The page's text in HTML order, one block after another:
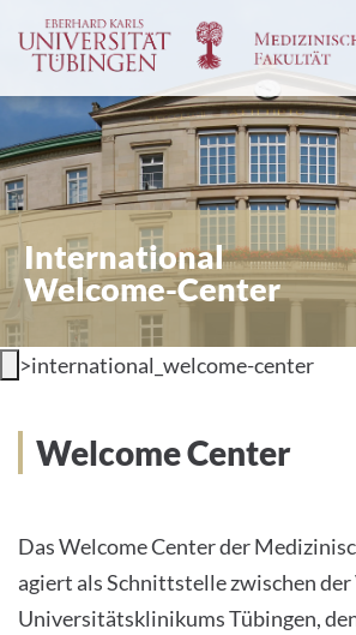
International
Welcome-Center
>international_welcome-center
Welcome Center
Das Welcome Center der
agiert als Schnittstelle zwischen
Universitätsklinikums Tübingen,